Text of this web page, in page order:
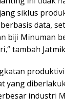
siklus
data,
biji Minuman
tambah
yang
industri